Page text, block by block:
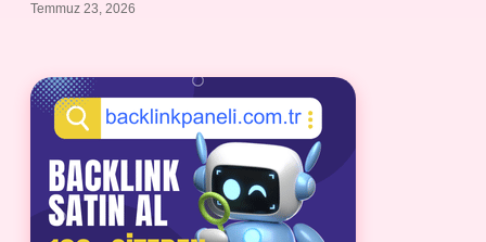
Temmuz 23, 2026